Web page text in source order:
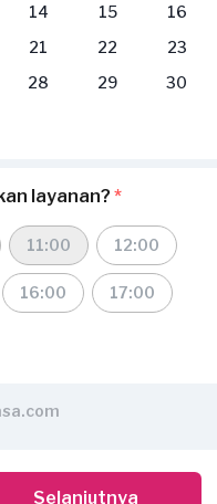
14 15
16
21 22
23
28 29
30
layanan? *
11:00 12:00
16:00 17:00
Selanjutnya